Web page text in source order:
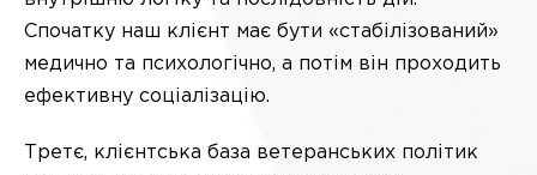
Спочатку наш клієнт має бути «стабілізований»
медично та психологічно, а потім він проходить
ефективну соціалізацію.
Третє, клієнтська база ветеранських політик